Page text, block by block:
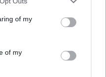
of my
of my
całego narodu
Ukraina